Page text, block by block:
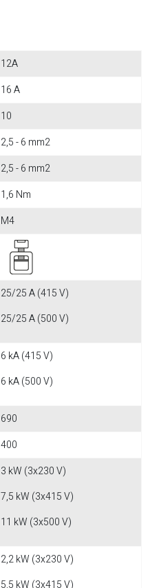
12A
16 A
10
2,5 - 6 mm2
2,5 - 6 mm2
1,6 Nm
M4
25/25 A (415 V)
25/25 A (500 V)
6 kA (415 V)
6 kA (500 V)
690
400
3 kW (3x230 V)
7,5 kW (3x415 V)
11 kW (3x500 V)
2,2 kW (3x230 V)
5,5 kW (3x415 V)